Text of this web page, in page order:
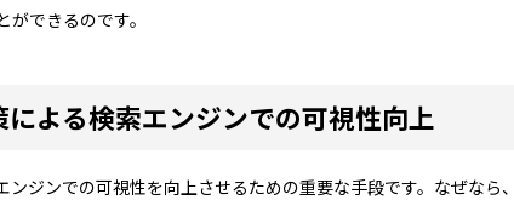
できるのです。
による検索エンジンでの可視性向上
ンジンでの可視性を向上させるための重要な手段です。なぜな